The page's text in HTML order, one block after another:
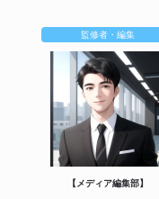
監修者・編集
【メディア編集部】